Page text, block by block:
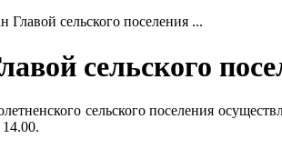
Главой сельского поселения ...
сельского
сельского поселения